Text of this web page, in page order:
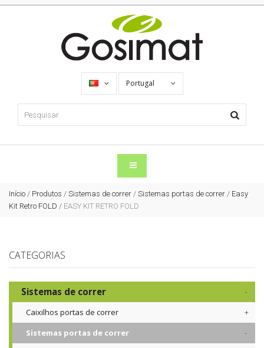
Portugal
Início / Produtos / Sistemas de correr / Sistemas portas de correr / Easy
Kit Retro FOLD / EASY KIT RETRO FOLD
CATEGORIAS
Sistemas de correr
Caixilhos portas de correr
Sistemas portas de correr